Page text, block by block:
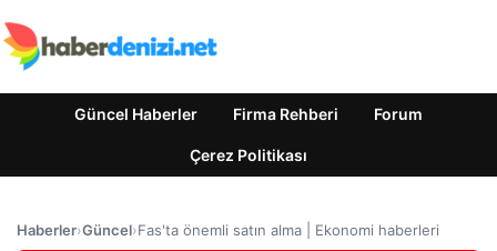
Güncel Haberler Firma Rehberi Forum
Çerez Politikası
Haberler›Güncel›Fas'ta önemli satın alma | Ekonomi haberleri